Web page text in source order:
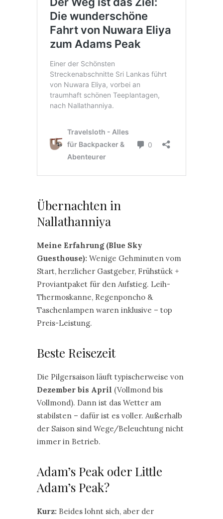
Übernachten in
Nallathanniya
Meine Erfahrung (Blue Sky
Guesthouse): Wenige Gehminuten vom
Start, herzlicher Gastgeber, Frühstück +
Proviantpaket für den Aufstieg. Leih-
Thermoskanne, Regenponcho &
Taschenlampen waren inklusive – top
Preis-Leistung.
Beste Reisezeit
Die Pilgersaison läuft typischerweise von
Dezember bis April (Vollmond bis
Vollmond). Dann ist das Wetter am
stabilsten – dafür ist es voller. Außerhalb
der Saison sind Wege/Beleuchtung nicht
immer in Betrieb.
Adam’s Peak oder Little
Adam’s Peak?
Kurz: Beides lohnt sich, aber der